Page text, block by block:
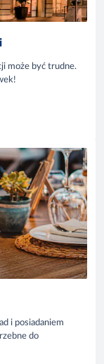
może być trudne.
i posiadaniem
do